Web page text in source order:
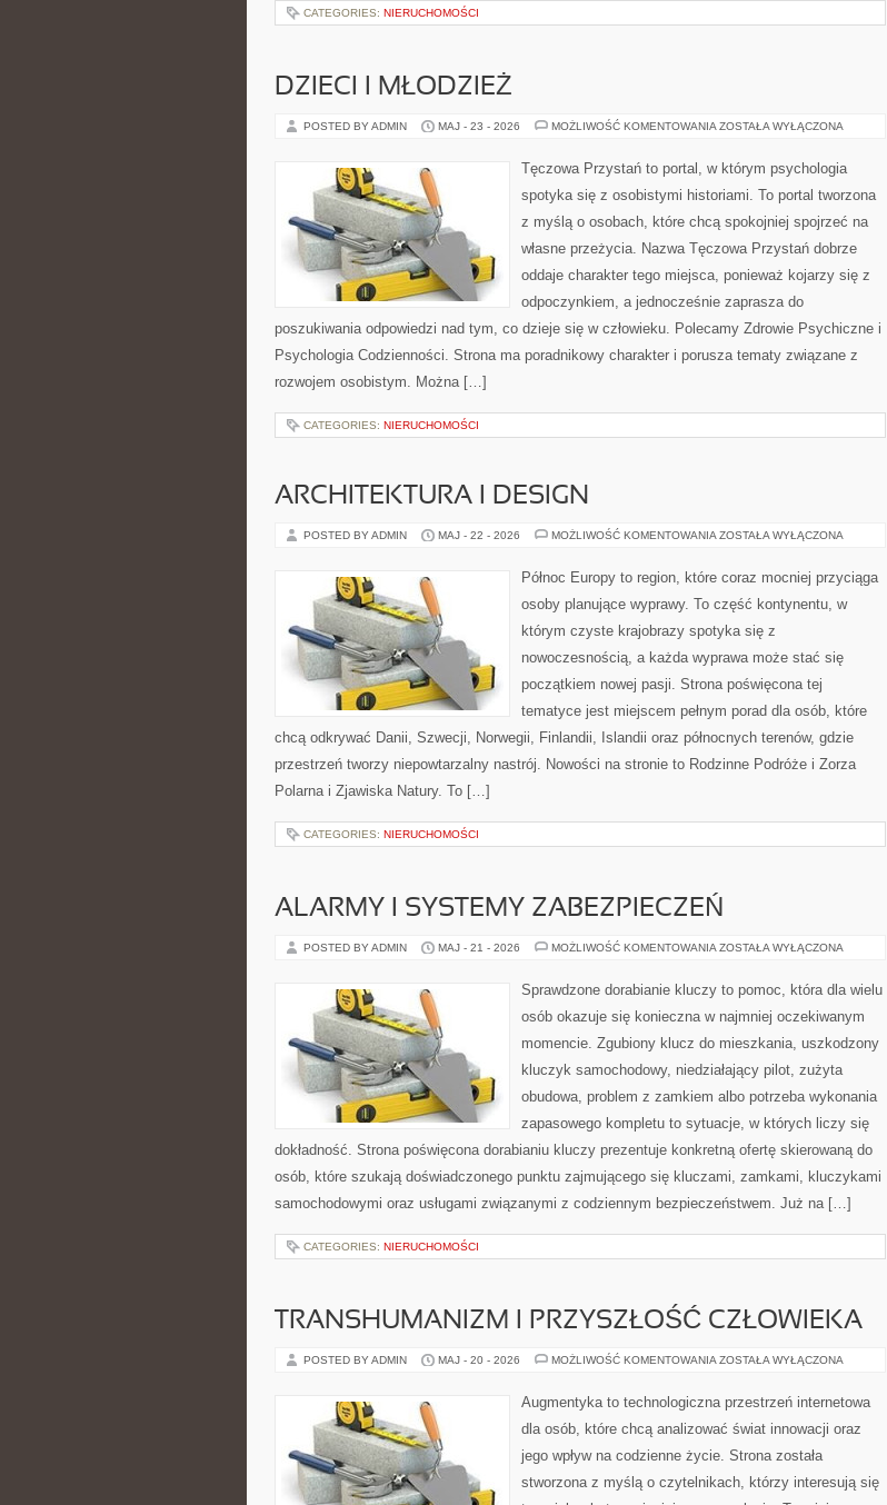
CATEGORIES: NIERUCHOMOŚCI
DZIECI I MŁODZIEŻ
POSTED BY ADMIN MAJ - 23 - 2026 MOŻLIWOŚĆ KOMENTOWANIA DZIECI
ZOSTAŁA WYŁĄCZONA
Tęczowa Przystań to portal, w którym psychologia
spotyka się z osobistymi historiami. To portal tworzona
z myślą o osobach, które chcą spokojniej spojrzeć na
własne przeżycia. Nazwa Tęczowa Przystań dobrze
oddaje charakter tego miejsca, ponieważ kojarzy się z
odpoczynkiem, a jednocześnie zaprasza do
poszukiwania odpowiedzi nad tym, co dzieje się w człowieku. Polecamy Zdrowie Psychiczne i
Psychologia Codzienności. Strona ma poradnikowy charakter i porusza tematy związane z
rozwojem osobistym. Można […]
CATEGORIES: NIERUCHOMOŚCI
ARCHITEKTURA I DESIGN
POSTED BY ADMIN MAJ - 22 - 2026 MOŻLIWOŚĆ KOMENTOWANIA ARCHITEKTURA
ZOSTAŁA WYŁĄCZONA
Północ Europy to region, które coraz mocniej przyciąga
osoby planujące wyprawy. To część kontynentu, w
którym czyste krajobrazy spotyka się z
nowoczesnością, a każda wyprawa może stać się
początkiem nowej pasji. Strona poświęcona tej
tematyce jest miejscem pełnym porad dla osób, które
chcą odkrywać Danii, Szwecji, Norwegii, Finlandii, Islandii oraz północnych terenów, gdzie
przestrzeń tworzy niepowtarzalny nastrój. Nowości na stronie to Rodzinne Podróże i Zorza
Polarna i Zjawiska Natury. To […]
CATEGORIES: NIERUCHOMOŚCI
ALARMY I SYSTEMY ZABEZPIECZEŃ
POSTED BY ADMIN MAJ - 21 - 2026 MOŻLIWOŚĆ KOMENTOWANIA ALARMY
ZABEZPIECZEŃ
ZOSTAŁA WYŁĄCZONA
Sprawdzone dorabianie kluczy to pomoc, która dla wielu
osób okazuje się konieczna w najmniej oczekiwanym
momencie. Zgubiony klucz do mieszkania, uszkodzony
kluczyk samochodowy, niedziałający pilot, zużyta
obudowa, problem z zamkiem albo potrzeba wykonania
zapasowego kompletu to sytuacje, w których liczy się
dokładność. Strona poświęcona dorabianiu kluczy prezentuje konkretną ofertę skierowaną do
osób, które szukają doświadczonego punktu zajmującego się kluczami, zamkami, kluczykami
samochodowymi oraz usługami związanymi z codziennym bezpieczeństwem. Już na […]
CATEGORIES: NIERUCHOMOŚCI
TRANSHUMANIZM I PRZYSZŁOŚĆ CZŁOWIEKA
POSTED BY ADMIN MAJ - 20 - 2026 MOŻLIWOŚĆ KOMENTOWANIA TRANSHUMANIZM
CZŁOWIEKA
ZOSTAŁA WYŁĄCZONA
Augmentyka to technologiczna przestrzeń internetowa
dla osób, które chcą analizować świat innowacji oraz
jego wpływ na codzienne życie. Strona została
stworzona z myślą o czytelnikach, którzy interesują się